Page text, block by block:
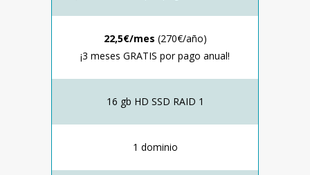
22,5€/mes (270€/año)
¡3 meses GRATIS por pago anual!
16 gb HD SSD RAID 1
1 dominio